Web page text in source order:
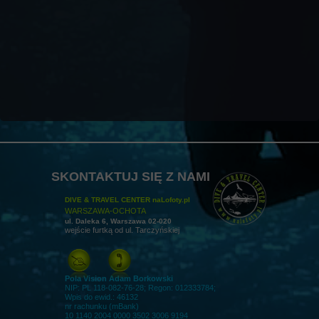
DIVE & TRAVEL CENTER naLofoty.pl
WARSZAWA-OCHOTA
ul. Daleka 6, Warszawa 02-020
wejście furtką od ul. Tarczyńskiej
Pola Vision Adam Borkowski
NIP: PL 118-082-76-28; Regon: 012333784;
Wpis do ewid.: 46132
nr rachunku (mBank)
10 1140 2004 0000 3502 3006 9194
SKONTAKTUJ SIĘ Z NAMI